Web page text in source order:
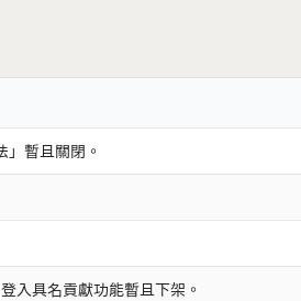
」暫且關閉。
入具名貢獻功能暫且下架。